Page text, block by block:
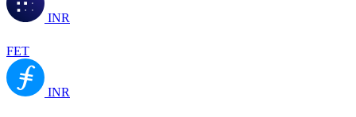
INR
FET
INR